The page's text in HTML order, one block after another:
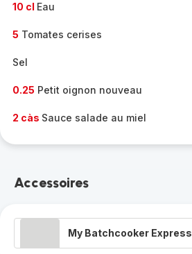
10 cl Eau
5 Tomates cerises
Sel
0.25 Petit oignon nouveau
2 càs Sauce salade au miel
Accessoires
My Batchcooker Express